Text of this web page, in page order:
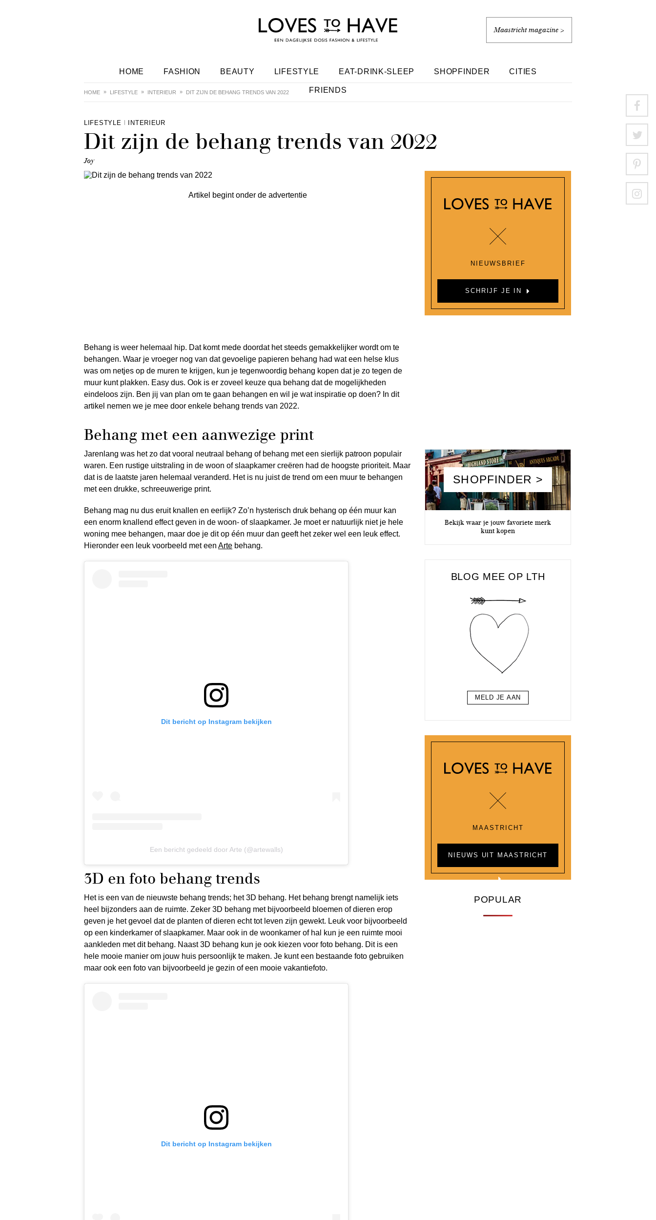
Maastricht magazine >
HOME FASHION BEAUTY LIFESTYLE EAT-DRINK-SLEEP SHOPFINDER CITIES
FRIENDS
HOME LIFESTYLE INTERIEUR DIT ZIJN DE BEHANG TRENDS VAN 2022
LIFESTYLE INTERIEUR
Dit zijn de behang trends van 2022
Joy
Artikel begint onder de advertentie
Behang is weer helemaal hip. Dat komt mede doordat het steeds gemakkelijker wordt om te
behangen. Waar je vroeger nog van dat gevoelige papieren behang had wat een helse klus
was om netjes op de muren te krijgen, kun je tegenwoordig behang kopen dat je zo tegen de
muur kunt plakken. Easy dus. Ook is er zoveel keuze qua behang dat de mogelijkheden
eindeloos zijn. Ben jij van plan om te gaan behangen en wil je wat inspiratie op doen? In dit
artikel nemen we je mee door enkele behang trends van 2022.
Behang met een aanwezige print
Jarenlang was het zo dat vooral neutraal behang of behang met een sierlijk patroon populair
waren. Een rustige uitstraling in de woon of slaapkamer creëren had de hoogste prioriteit. Maar
dat is de laatste jaren helemaal veranderd. Het is nu juist de trend om een muur te behangen
met een drukke, schreeuwerige print.
Behang mag nu dus eruit knallen en eerlijk? Zo’n hysterisch druk behang op één muur kan
een enorm knallend effect geven in de woon- of slaapkamer. Je moet er natuurlijk niet je hele
woning mee behangen, maar doe je dit op één muur dan geeft het zeker wel een leuk effect.
Hieronder een leuk voorbeeld met een Arte behang.
Dit bericht op Instagram bekijken
Een bericht gedeeld door Arte (@artewalls)
3D en foto behang trends
Het is een van de nieuwste behang trends; het 3D behang. Het behang brengt namelijk iets
heel bijzonders aan de ruimte. Zeker 3D behang met bijvoorbeeld bloemen of dieren erop
geven je het gevoel dat de planten of dieren echt tot leven zijn gewekt. Leuk voor bijvoorbeeld
op een kinderkamer of slaapkamer. Maar ook in de woonkamer of hal kun je een ruimte mooi
aankleden met dit behang. Naast 3D behang kun je ook kiezen voor foto behang. Dit is een
hele mooie manier om jouw huis persoonlijk te maken. Je kunt een bestaande foto gebruiken
maar ook een foto van bijvoorbeeld je gezin of een mooie vakantiefoto.
Dit bericht op Instagram bekijken
NIEUWSBRIEF
SCHRIJF JE IN
SHOPFINDER >
Bekijk waar je jouw favoriete merk
kunt kopen
BLOG MEE OP LTH
MELD JE AAN
MAASTRICHT
NIEUWS UIT MAASTRICHT
POPULAR